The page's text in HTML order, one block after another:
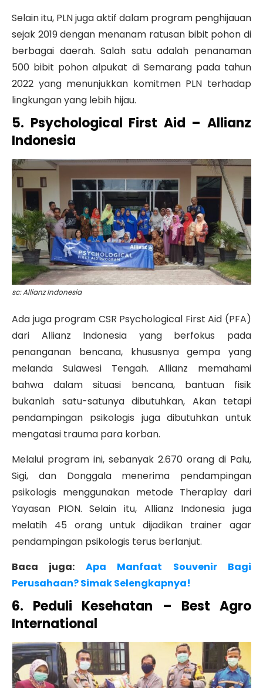
Selain itu, PLN juga aktif dalam program penghijauan
sejak 2019 dengan menanam ratusan bibit pohon di
berbagai daerah. Salah satu adalah penanaman
500 bibit pohon alpukat di Semarang pada tahun
2022 yang menunjukkan komitmen PLN terhadap
lingkungan yang lebih hijau.
5. Psychological First Aid – Allianz
Indonesia
sc: Allianz Indonesia
Ada juga program CSR Psychological First Aid (PFA)
dari Allianz Indonesia yang berfokus pada
penanganan bencana, khususnya gempa yang
melanda Sulawesi Tengah. Allianz memahami
bahwa dalam situasi bencana, bantuan fisik
bukanlah satu-satunya dibutuhkan, Akan tetapi
pendampingan psikologis juga dibutuhkan untuk
mengatasi trauma para korban.
Melalui program ini, sebanyak 2.670 orang di Palu,
Sigi, dan Donggala menerima pendampingan
psikologis menggunakan metode Theraplay dari
Yayasan PION. Selain itu, Allianz Indonesia juga
melatih 45 orang untuk dijadikan trainer agar
pendampingan psikologis terus berlanjut.
Baca juga: Apa Manfaat Souvenir Bagi
Perusahaan? Simak Selengkapnya!
6. Peduli Kesehatan – Best Agro
International